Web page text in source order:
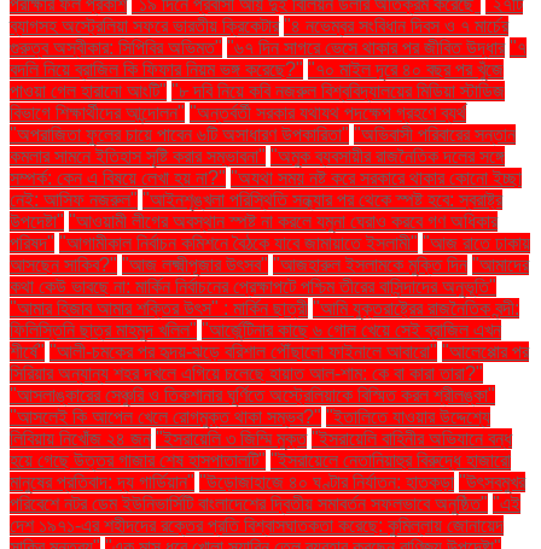
ব্যাগসহ অস্ট্রেলিয়া সফরে ভারতীয় ক্রিকেটার "৪ নভেম্বর সংবিধান দিবস ও ৭ মার্চের
গুরুত্ব অস্বীকার: সিপিবির অভিমত" "৬৭ দিন সাগরে ভেসে থাকার পর জীবিত উদ্ধার "৭
বদলি নিয়ে ব্রাজিল কি ফিফার নিয়ম ভঙ্গ করেছে?" "৭০ মাইল দূরে ৪০ বছর পর খুঁজে
পাওয়া গেল হারানো আংটি" "৮ দবি নিয়ে কবি নজরুল বিশ্ববিদ্যালয়ের মিডিয়া স্টাডিজ
বিভাগে শিক্ষার্থীদের আন্দোলন" "অন্তর্বর্তী সরকার যথাযথ পদক্ষেপ গ্রহণে ব্যর্থ
"অপরাজিতা ফুলের চায়ে পাবেন ৬টি অসাধারণ উপকারিতা" "অভিবাসী পরিবারের সন্তান
কমলার সামনে ইতিহাস সৃষ্টি করার সম্ভাবনা" "অমুক ব্যবসায়ীর রাজনৈতিক দলের সঙ্গে
সম্পর্ক: কেন এ বিষয়ে লেখা হয় না?" "অযথা সময় নষ্ট করে সরকারে থাকার কোনো ইচ্ছা
নেই: আসিফ নজরুল" "আইনশৃঙ্খলা পরিস্থিতি সন্ধ্যার পর থেকে স্পষ্ট হবে: স্বরাষ্ট্র
উপদেষ্টা" "আওয়ামী লীগের অবস্থান স্পষ্ট না করলে যমুনা ঘেরাও করবে গণ অধিকার
পরিষদ" "আগামীকাল নির্বাচন কমিশনে বৈঠকে যাবে জামায়াতে ইসলামী" "আজ রাতে ঢাকায়
আসছেন সাকিব?" "আজ লক্ষ্মীপূজার উৎসব" "আজহারুল ইসলামকে মুক্তি দিন "আমাদের
কথা কেউ ভাবছে না: মার্কিন নির্বাচনের প্রেক্ষাপটে পশ্চিম তীরের বাসিন্দাদের অনুভূতি"
"আমার হিজাব আমার শক্তির উৎস" : মার্কিন ছাত্রী "আমি যুক্তরাষ্ট্রের রাজনৈতিক বন্দী:
ফিলিস্তিনি ছাত্র মাহমুদ খলিল" "আর্জেন্টিনার কাছে ৬ গোল খেয়ে সেই ব্রাজিল এখন
শীর্ষে" "আলী-চমকের পর হৃদয়-ঝড়ে বরিশাল পৌঁছালো ফাইনালে আবারো" "আলেপ্পোর পর
সিরিয়ার অন্যান্য শহর দখলে এগিয়ে চলেছে হায়াত আল-শাম: কে বা কারা তারা?"
"আসলাঙ্কারের সেঞ্চুরি ও তিকশানার ঘূর্ণিতে অস্ট্রেলিয়াকে বিস্মিত করল শ্রীলঙ্কা"
"আসলেই কি আপেল খেলে রোগমুক্ত থাকা সম্ভব?" "ইতালিতে যাওয়ার উদ্দেশ্যে
লিবিয়ায় নিখোঁজ ২৪ জন "ইসরায়েলি ৩ জিম্মি মুক্ত "ইসরায়েলি বাহিনীর অভিযানে বন্ধ
হয়ে গেছে উত্তর গাজার শেষ হাসপাতালটি" "ইসরায়েলে নেতানিয়াহুর বিরুদ্ধে হাজারো
মানুষের প্রতিবাদ: দ্য গার্ডিয়ান" "উড়োজাহাজে ৪০ ঘণ্টার নির্যাতন: হাতকড়া "উৎসবমুখর
পরিবেশে নটর ডেম ইউনিভার্সিটি বাংলাদেশের দ্বিতীয় সমাবর্তন সফলভাবে অনুষ্ঠিত" "এই
দেশ ১৯৭১-এর শহীদদের রক্তের প্রতি বিশ্বাসঘাতকতা করেছে: কুমিল্লায় জোনায়েদ